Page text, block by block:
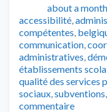
Publié
about a
accessibilité,
compétentes,
communication,
administratives,
établissements
qualité des services
sociaux,subventions,
commentaire